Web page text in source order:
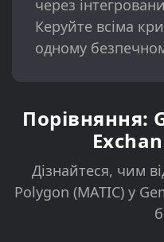
через
Керуйте всіма
одному
Порівняння:
Дізнайтеся, чим
Polygon (MATIC) у